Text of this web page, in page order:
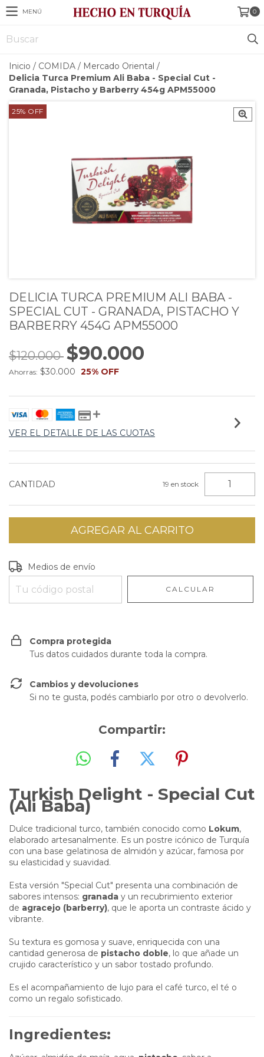
MENÚ 0
Inicio / COMIDA / Mercado Oriental /
Delicia Turca Premium Ali Baba - Special Cut -
Granada, Pistacho y Barberry 454g APM55000
25% OFF
DELICIA TURCA PREMIUM ALI BABA -
SPECIAL CUT - GRANADA, PISTACHO Y
BARBERRY 454G APM55000
$120.000 $90.000
Ahorras: $30.000 25% OFF
VER EL DETALLE DE LAS CUOTAS
CANTIDAD 19 en stock
Entregas para el CP:
Medios de envío
CALCULAR
Compra protegida
Tus datos cuidados durante toda la compra.
Cambios y devoluciones
Si no te gusta, podés cambiarlo por otro o devolverlo.
Compartir:
Turkish Delight - Special Cut
(Ali Baba)
Dulce tradicional turco, también conocido como Lokum,
elaborado artesanalmente. Es un postre icónico de Turquía
con una base gelatinosa de almidón y azúcar, famosa por
su elasticidad y suavidad.
Esta versión "Special Cut" presenta una combinación de
sabores intensos: granada y un recubrimiento exterior
de agracejo (barberry), que le aporta un contraste ácido y
vibrante.
Su textura es gomosa y suave, enriquecida con una
cantidad generosa de pistacho doble, lo que añade un
crujido característico y un sabor tostado profundo.
Es el acompañamiento de lujo para el café turco, el té o
como un regalo sofisticado.
Ingredientes: